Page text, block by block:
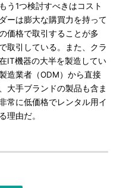
う1つ検討すべきはコスト
ーは膨大な購買力を持って
価格で取引することが多
取引している。また、クラ
IT機器の大半を製造してい
造業者（ODM）から直接
大手ブランドの製品も含ま
常に低価格でレンタル用イ
理由だ。